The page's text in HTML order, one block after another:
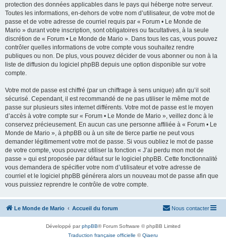
protection des données applicables dans le pays qui héberge notre serveur.
Toutes les informations, en-dehors de votre nom d’utilisateur, de votre mot de
passe et de votre adresse de courriel requis par « Forum • Le Monde de
Mario » durant votre inscription, sont obligatoires ou facultatives, à la seule
discrétion de « Forum • Le Monde de Mario ». Dans tous les cas, vous pouvez
contrôler quelles informations de votre compte vous souhaitez rendre
publiques ou non. De plus, vous pouvez décider de vous abonner ou non à la
liste de diffusion du logiciel phpBB depuis une option disponible sur votre
compte.
Votre mot de passe est chiffré (par un chiffrage à sens unique) afin qu’il soit
sécurisé. Cependant, il est recommandé de ne pas utiliser le même mot de
passe sur plusieurs sites internet différents. Votre mot de passe est le moyen
d’accès à votre compte sur « Forum • Le Monde de Mario », veillez donc à le
conservez précieusement. En aucun cas une personne affiliée à « Forum • Le
Monde de Mario », à phpBB ou à un site de tierce partie ne peut vous
demander légitimement votre mot de passe. Si vous oubliez le mot de passe
de votre compte, vous pouvez utiliser la fonction « J’ai perdu mon mot de
passe » qui est proposée par défaut sur le logiciel phpBB. Cette fonctionnalité
vous demandera de spécifier votre nom d’utilisateur et votre adresse de
courriel et le logiciel phpBB générera alors un nouveau mot de passe afin que
vous puissiez reprendre le contrôle de votre compte.
Le Monde de Mario Accueil du forum Nous contacter
Développé parphpBB® Forum Software © phpBB Limited
Traduction française officielle ©Qiaeru